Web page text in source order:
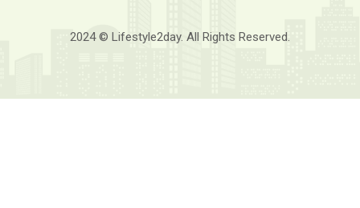
2024 © Lifestyle2day. All Rights Reserved.